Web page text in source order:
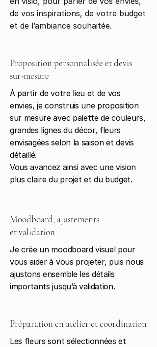
de vos inspirations, de votre budget
et de l’ambiance souhaitée.
Proposition personnalisée et devis
sur-mesure
À partir de votre lieu et de vos
envies, je construis une proposition
sur mesure avec palette de couleurs,
grandes lignes du décor, fleurs
envisagées selon la saison et devis
détaillé.
Vous avancez ainsi avec une vision
plus claire du projet et du budget.
Moodboard, ajustements
et validation
Je crée un moodboard visuel pour
vous aider à vous projeter, puis nous
ajustons ensemble les détails
importants jusqu’à validation.
Préparation en atelier et coordination
Les fleurs sont sélectionnées et